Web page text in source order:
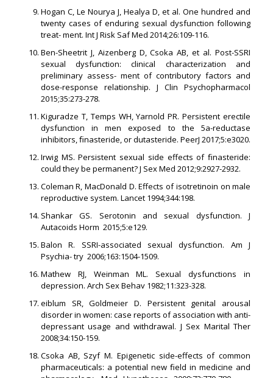
Hogan C, Le Nourya J, Healya D, et al. One hundred and
twenty cases of enduring sexual dysfunction following
treat- ment. Int J Risk Saf Med 2014;26:109-116.
Ben-Sheetrit J, Aizenberg D, Csoka AB, et al. Post-SSRI
sexual dysfunction: clinical characterization and
preliminary assess- ment of contributory factors and
dose-response relationship. J Clin Psychopharmacol
2015;35:273-278.
Kiguradze T, Temps WH, Yarnold PR. Persistent erectile
dysfunction in men exposed to the 5a-reductase
inhibitors, ﬁnasteride, or dutasteride. PeerJ 2017;5:e3020.
Irwig MS. Persistent sexual side effects of ﬁnasteride:
could they be permanent? J Sex Med 2012;9:2927-2932.
Coleman R, MacDonald D. Effects of isotretinoin on male
reproductive system. Lancet 1994;344:198.
Shankar GS. Serotonin and sexual dysfunction. J
Autacoids Horm 2015;5:e129.
Balon R. SSRI-associated sexual dysfunction. Am J
Psychia- try 2006;163:1504-1509.
Mathew RJ, Weinman ML. Sexual dysfunctions in
depression. Arch Sex Behav 1982;11:323-328.
eiblum SR, Goldmeier D. Persistent genital arousal
disorder in women: case reports of association with anti-
depressant usage and withdrawal. J Sex Marital Ther
2008;34:150-159.
Csoka AB, Szyf M. Epigenetic side-effects of common
pharmaceuticals: a potential new ﬁeld in medicine and